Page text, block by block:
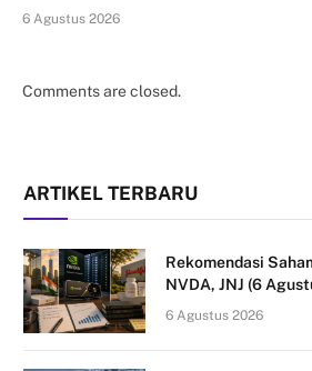
6 Agustus 2026
Comments are closed.
ARTIKEL TERBARU
Rekomendasi
NVDA, JNJ (6
6 Agustus 2026